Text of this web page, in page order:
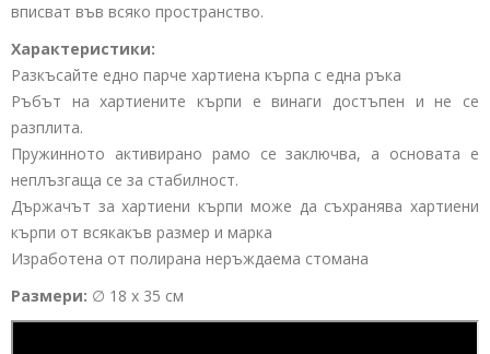
вписват във всяко пространство.
Характеристики:
Разкъсайте едно парче хартиена кърпа с една ръка
Ръбът на хартиените кърпи е винаги достъпен и не се
разплита.
Пружинното активирано рамо се заключва, а основата е
неплъзгаща се за стабилност.
Държачът за хартиени кърпи може да съхранява хартиени
кърпи от всякакъв размер и марка
Изработена от полирана неръждаема стомана
Размери: ∅ 18 x 35 см